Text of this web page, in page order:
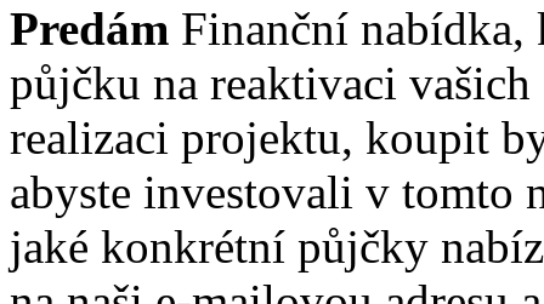
Predám Finanční nabídka,
půjčku na reaktivaci
realizaci projektu, koupit
abyste investovali v tomto
jaké konkrétní půjčky